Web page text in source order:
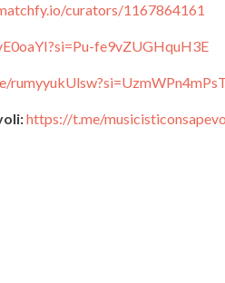
curators/1167864161
fe9vZUGHquH3E
https://t.me/